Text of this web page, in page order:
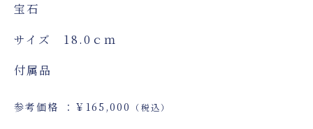
宝石
サイズ 18.0ｃｍ
付属品
参考価格 ：￥165,000 （税込）